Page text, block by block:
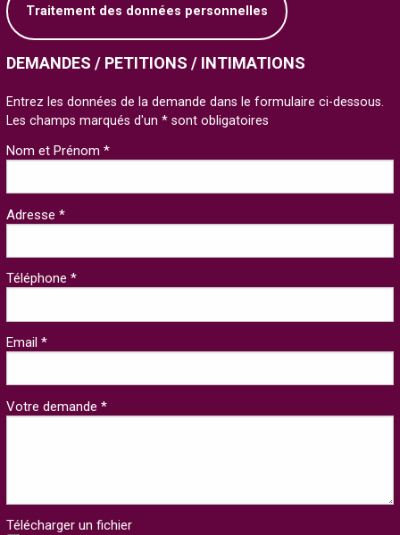
Traitement des données personnelles
DEMANDES / PETITIONS / INTIMATIONS
Entrez les données de la demande dans le formulaire ci-dessous.
Les champs marqués d'un * sont obligatoires
Nom et Prénom *
Adresse *
Téléphone *
Email *
Votre demande *
Télécharger un fichier